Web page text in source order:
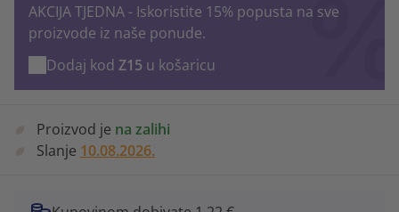
AKCIJA TJEDNA - Iskoristite 15% popusta na sve
proizvode iz naše ponude.
Dodaj kod Z15 u košaricu
Proizvod je na zalihi
Slanje 10.08.2026.